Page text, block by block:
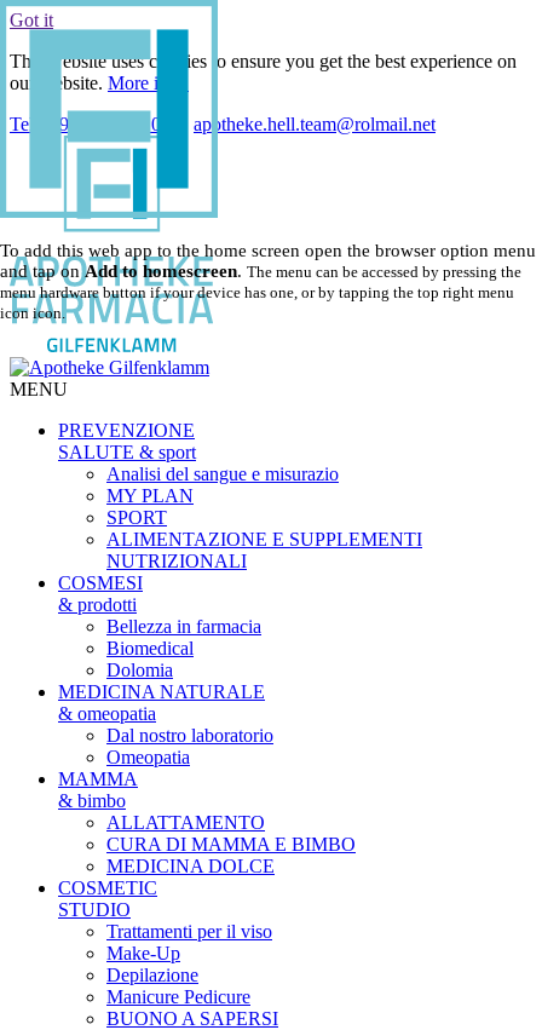
Got it
This website uses cookies to ensure you get the best experience on
our website. More info.
Tel +39 0472 755 024
apotheke.hell.team@rolmail.net
MENU
PREVENZIONE
SALUTE & sport
Analisi del sangue e misurazio
MY PLAN
SPORT
ALIMENTAZIONE E SUPPLEMENTI
NUTRIZIONALI
COSMESI
& prodotti
Bellezza in farmacia
Biomedical
Dolomia
MEDICINA NATURALE
& omeopatia
Dal nostro laboratorio
Omeopatia
MAMMA
& bimbo
ALLATTAMENTO
CURA DI MAMMA E BIMBO
MEDICINA DOLCE
COSMETIC
STUDIO
Trattamenti per il viso
Make-Up
Depilazione
Manicure Pedicure
BUONO A SAPERSI
To add this web app to the home screen open the browser option menu
and tap onAdd to homescreen. The menu can be accessed by pressing the
menu hardware button if your device has one, or by tapping the top right menu
icon icon.